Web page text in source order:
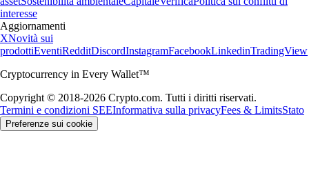
interesse
Aggiornamenti
XNovità sui
prodottiEventiRedditDiscordInstagramFacebookLinkedinTradingView
Cryptocurrency in Every Wallet™
Copyright © 2018-2026 Crypto.com. Tutti i diritti riservati.
Termini e condizioni SEEInformativa sulla privacyFees & LimitsStato
Preferenze sui cookie